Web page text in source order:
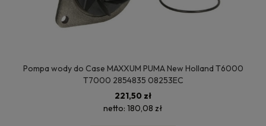
Pompa wody do Case MAXXUM PUMA New Holland T6000
T7000 2854835 08253EC
221,50 zł
netto: 180,08 zł